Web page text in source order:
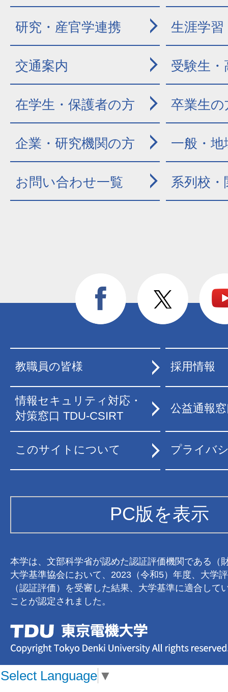
研究・産官学連携 生涯学習
交通案内 受験生
在学生・保護者の方 卒業生の
企業・研究機関の方 一般・地
お問い合わせ一覧 系列校
教職員の皆様 採用情報
情報セキュリティ対応・
対策窓口 TDU-CSIRT
公益通報
このサイトについて プライバ
PC版を表示
本学は、文部科学省が認めた認証評価機関である（
大学基準協会において、2023（令和5）年度、大学
（認証評価）を受審した結果、大学基準に適合して
ことが認定されました。
Select Language ▼